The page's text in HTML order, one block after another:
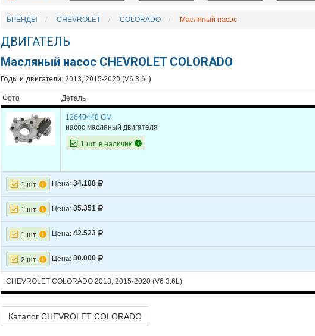
БРЕНДЫ CHEVROLET COLORADO Масляный насос
ДВИГАТЕЛЬ
Масляный насос CHEVROLET COLORADO
Годы и двигатели: 2013, 2015-2020 (V6 3.6L)
Фото Деталь
12640448 GM
насос масляный двигателя
1 шт. в наличии
1 шт. Цена: 34.188
1 шт. Цена: 35.351
1 шт. Цена: 42.523
2 шт. Цена: 30.000
CHEVROLET COLORADO 2013, 2015-2020 (V6 3.6L)
Каталог CHEVROLET COLORADO